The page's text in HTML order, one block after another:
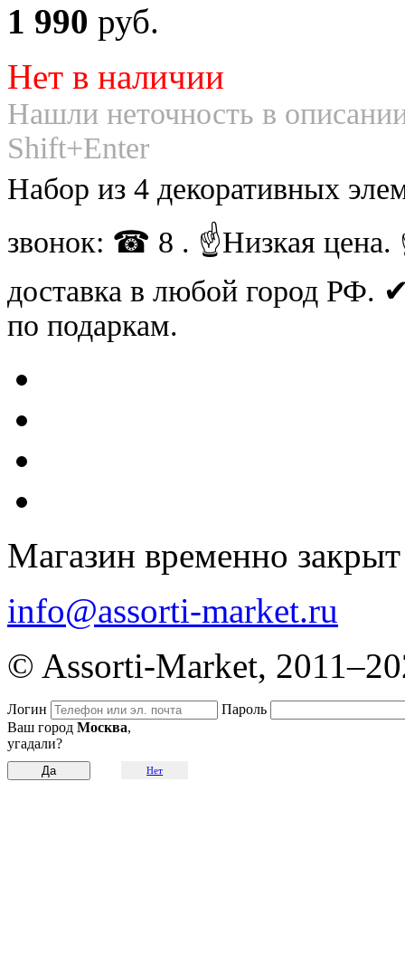
1 990 руб.
Нет в наличии
Нашли неточность в
Shift+Enter
Набор из 4 декоративных
звонок: ☎ 8 . ☝Низкая
доставка в любой город
по подаркам.
Магазин временно закрыт
info@assorti-market.ru
© Assorti-Market,
Логин
Пароль
Ваш город Москва,
угадали?
Нет